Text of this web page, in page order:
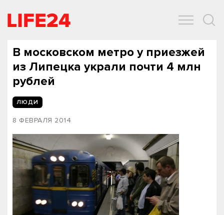
В московском метро у приезжей
из Липецка украли почти 4 млн
рублей
ЛЮДИ
8 ФЕВРАЛЯ 2014